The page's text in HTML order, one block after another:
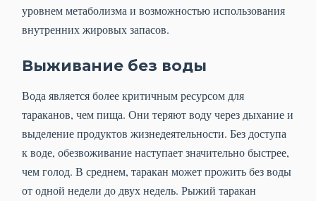
уровнем метаболизма и возможностью использования
внутренних жировых запасов.
Выживание без воды
Вода является более критичным ресурсом для
тараканов, чем пища. Они теряют воду через дыхание и
выделение продуктов жизнедеятельности. Без доступа
к воде, обезвоживание наступает значительно быстрее,
чем голод. В среднем, таракан может прожить без воды
от одной недели до двух недель. Рыжий таракан